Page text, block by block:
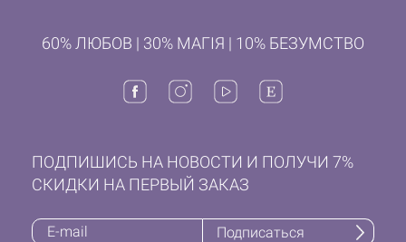
60% ЛЮБОВ | 30% МАГІЯ | 10% БЕЗУМСТВО
ПОДПИШИСЬ НА НОВОСТИ И ПОЛУЧИ 7%
СКИДКИ НА ПЕРВЫЙ ЗАКАЗ
Подписаться